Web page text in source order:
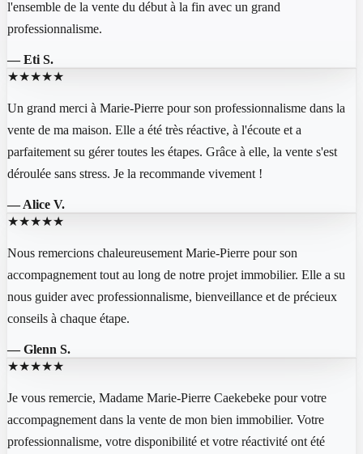
l'ensemble de la vente du début à la fin avec un grand
professionnalisme.
—Eti S.
★★★★★
Un grand merci à Marie-Pierre pour son professionnalisme dans la
vente de ma maison. Elle a été très réactive, à l'écoute et a
parfaitement su gérer toutes les étapes. Grâce à elle, la vente s'est
déroulée sans stress. Je la recommande vivement !
—Alice V.
★★★★★
Nous remercions chaleureusement Marie-Pierre pour son
accompagnement tout au long de notre projet immobilier. Elle a su
nous guider avec professionnalisme, bienveillance et de précieux
conseils à chaque étape.
—Glenn S.
★★★★★
Je vous remercie, Madame Marie-Pierre Caekebeke pour votre
accompagnement dans la vente de mon bien immobilier. Votre
professionnalisme, votre disponibilité et votre réactivité ont été